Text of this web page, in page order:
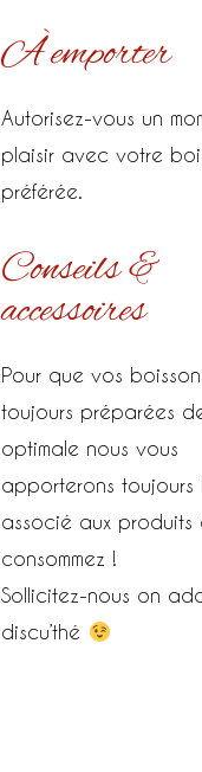
À emporter
Autorisez-vous un
plaisir avec votre
préférée.
Conseils &
accessoires
Pour que vos
toujours préparées
optimale nous vous
apporterons toujours
associé aux produits
consommez !
Sollicitez-nous on
discu’thé